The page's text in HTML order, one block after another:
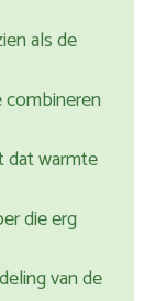
als de
dat warmte
die erg
van de